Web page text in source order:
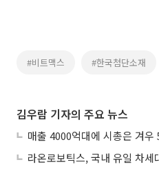
#비트맥스 #한국첨단소재
김우람 기자의 주요 뉴스